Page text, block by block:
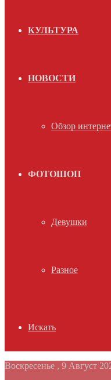
КУЛЬТУРА
НОВОСТИ
Обзор
ФОТОШОП
Девушки
Разное
Искать
Воскресенье , 9 Август